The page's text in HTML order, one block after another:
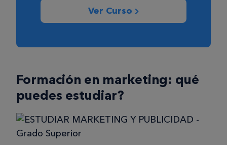
Ver Curso
Formación en marketing: qué
puedes estudiar?